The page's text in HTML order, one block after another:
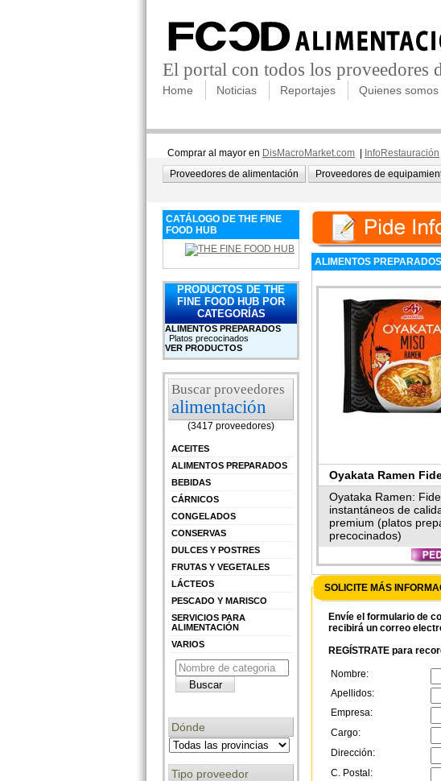
El portal con todos los proveedores
Home Noticias Reportajes Quienes somos
Comprar al mayor en DisMacroMarket.com InfoRestauración
Proveedores de alimentación
Proveedores de
CATÁLOGO DE THE FINE
FOOD HUB
PRODUCTOS DE THE
FINE FOOD HUB POR
CATEGORÍAS
ALIMENTOS PREPARADOS
Platos precocinados
VER PRODUCTOS
Buscar proveedores
alimentación
(3417 proveedores)
ACEITES
ALIMENTOS PREPARADOS
BEBIDAS
CÁRNICOS
CONGELADOS
CONSERVAS
DULCES Y POSTRES
FRUTAS Y VEGETALES
LÁCTEOS
PESCADO Y MARISCO
SERVICIOS PARA
ALIMENTACIÓN
VARIOS
Dónde
Tipo proveedor
ALIMENTOS PREPARADOS
Oyakata Ramen
Instantáneos
Oyataka Ramen:
instantáneos de
premium (platos
precocinados)
SOLICITE MÁS
Envíe el formulario de
recibirá un correo
REGÍSTRATE para
Nombre:
Apellidos:
Empresa:
Cargo:
Dirección:
C. Postal: